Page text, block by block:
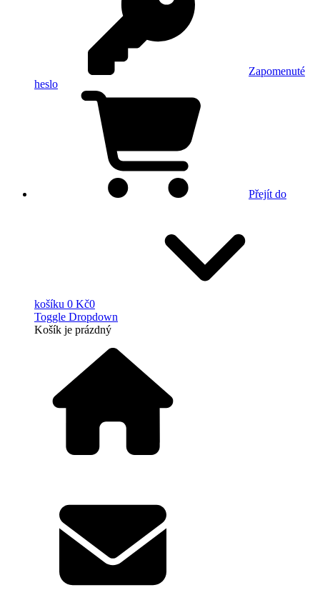
Zapomenuté
heslo
Přejít do
košíku 0 Kč0
Toggle Dropdown
Košík je prázdný